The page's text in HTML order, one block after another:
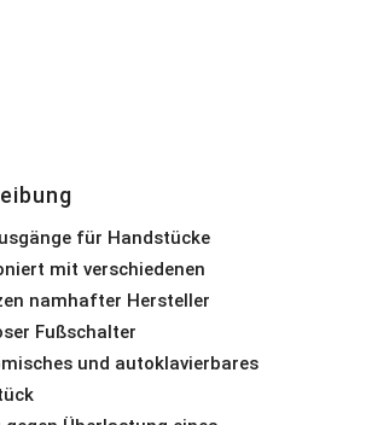
für Handstücke
mit verschiedenen
namhafter Hersteller
Fußschalter
und autoklavierbares